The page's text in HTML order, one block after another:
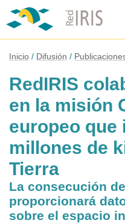
Inicio Difusión
RedIRIS
en la misión
europeo que
millones de
Tierra
La consecución
proporcionará
sobre el espacio